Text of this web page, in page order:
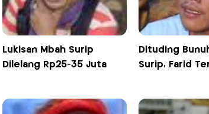
Lukisan Mbah Surip
Dilelang Rp25-35 Juta
Dituding
Surip, Farid